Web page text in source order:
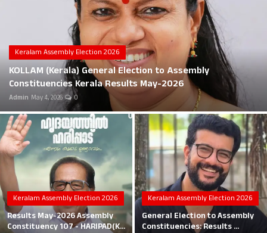
Career
Education
Business
Local News
Earn Money
Tutorials
Malayalam
Keralam Assembly Election 2026
KOLLAM (Kerala) General Election to Assembly
Constituencies Kerala Results May-2026
Admin May 4, 2026 0
Keralam Assembly Election 2026
Results May-2026 Assembly
Constituency 107 - HARIPAD(K...
Keralam Assembly Election 2026
General Election to Assembly
Constituencies: Results ...